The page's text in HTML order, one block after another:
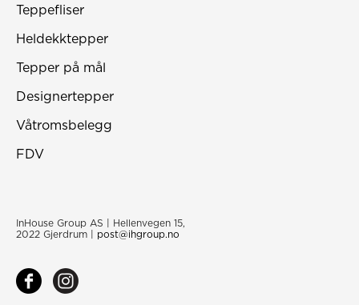
Teppefliser
Heldekktepper
Tepper på mål
Designertepper
Våtromsbelegg
FDV
InHouse Group AS | Hellenvegen 15,
2022 Gjerdrum | post@ihgroup.no